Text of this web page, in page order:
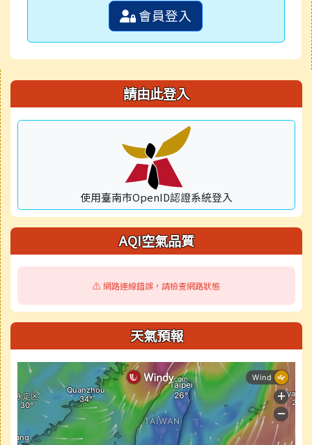
會員登入
右邊區域內容 請由此登入
使用臺南市OpenID認證系統登入
AQI空氣品質
⚠️ 網路連線錯誤，請檢查網路狀態
天氣預報